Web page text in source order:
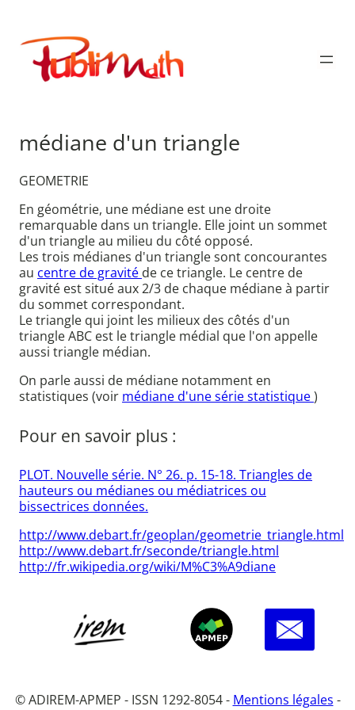
contenu
Publimath
médiane d'un triangle
GEOMETRIE
En géométrie, une médiane est une droite
remarquable dans un triangle. Elle joint un sommet
d'un triangle au milieu du côté opposé.
Les trois médianes d'un triangle sont concourantes
au centre de gravité de ce triangle. Le centre de
gravité est situé aux 2/3 de chaque médiane à partir
du sommet correspondant.
Le triangle qui joint les milieux des côtés d'un
triangle ABC est le triangle médial que l'on appelle
aussi triangle médian.
On parle aussi de médiane notamment en
statistiques (voir médiane d'une série statistique)
Pour en savoir plus :
PLOT. Nouvelle série. N° 26. p. 15-18. Triangles de
hauteurs ou médianes ou médiatrices ou
bissectrices données.
http://www.debart.fr/geoplan/geometrie_triangle.html
http://www.debart.fr/seconde/triangle.html
http://fr.wikipedia.org/wiki/M%C3%A9diane
© ADIREM-APMEP - ISSN 1292-8054 - Mentions légales -